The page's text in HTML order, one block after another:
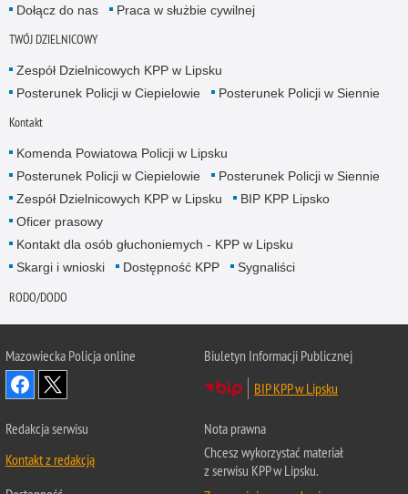
Dołącz do nas Praca w służbie cywilnej
TWÓJ DZIELNICOWY
Zespół Dzielnicowych KPP w Lipsku
Posterunek Policji w Ciepielowie
Posterunek Policji w Siennie
Kontakt
Komenda Powiatowa Policji w Lipsku
Posterunek Policji w Ciepielowie
Posterunek Policji w Siennie
Zespół Dzielnicowych KPP w Lipsku
BIP KPP Lipsko
Oficer prasowy
Kontakt dla osób głuchoniemych - KPP w Lipsku
Skargi i wnioski
Dostępność KPP Sygnaliści
RODO/DODO
Mazowiecka Policja online
Biuletyn Informacji Publicznej
BIP KPP w Lipsku
Redakcja serwisu
Kontakt z redakcją
Nota prawna
Chcesz wykorzystać materiał
z serwisu KPP w Lipsku.